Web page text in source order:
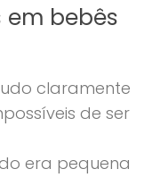
em bebês
claramente
de ser
era pequena